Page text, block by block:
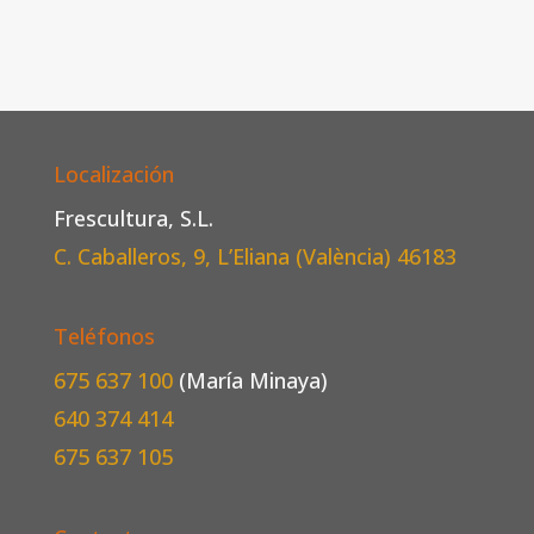
Localización
Frescultura, S.L.
C. Caballeros, 9, L’Eliana (València) 46183
Teléfonos
675 637 100 (María Minaya)
640 374 414
675 637 105